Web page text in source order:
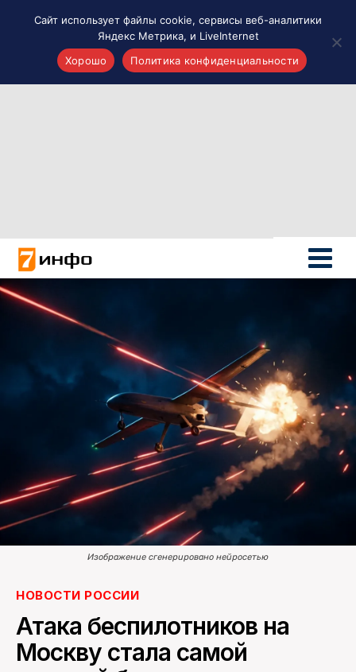
Новости России
Политика
Новости мира
Все материалы 7инфо
О НАС
ПОИСК ПО САЙТУ
Изображение сгенерировано нейросетью
НОВОСТИ РОССИИ
Атака беспилотников на
Москву стала самой
Сайт использует файлы cookie, сервисы веб-аналитики
Яндекс Метрика, и LiveInternet
Хорошо
Политика конфиденциальности